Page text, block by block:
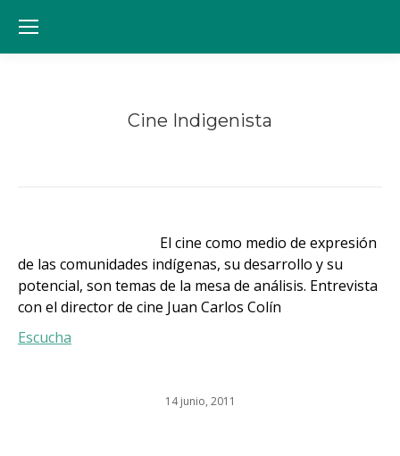
Cine Indigenista
El cine como medio de expresión
de las comunidades indígenas, su desarrollo y su
potencial, son temas de la mesa de análisis. Entrevista
con el director de cine Juan Carlos Colín
Escucha
14 junio, 2011